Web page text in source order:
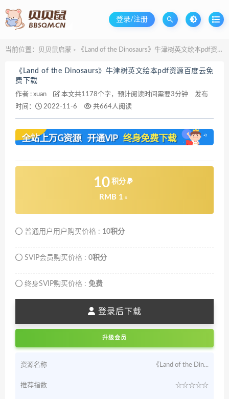
登录/注册
当前位置： 贝贝鼠启蒙 > 《Land of the Dinosaurs》牛津树英文绘本pdf资源百度云免费下载
《Land of the Dinosaurs》牛津树英文绘本pdf资源百度云免
费下载
作者 : xuan 本文共1178个字，预计阅读时间需要3分钟
发布
时间：
2022-11-6 共664人阅读
10 积分
RMB 1 元
普通用户用户购买价格 : 10积分
SVIP会员购买价格 : 0积分
终身SVIP购买价格 : 免费
登录后下载
升级会员
资源名称 《Land of the Din...
推荐指数 ☆☆☆☆☆